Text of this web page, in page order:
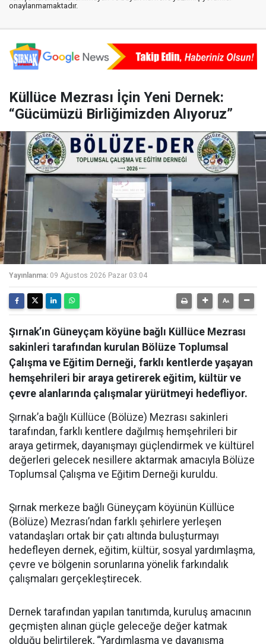
onaylanmamaktadır.
Küllüce Mezrası İçin Yeni Dernek:
“Gücümüzü Birliğimizden Alıyoruz”
Yayınlanma: 09 Ağustos 2026 Pazar 03:04
Şırnak’ın Güneyçam köyüne bağlı Küllüce Mezrası
sakinleri tarafından kurulan Bölüze Toplumsal
Çalışma ve Eğitim Derneği, farklı kentlerde yaşayan
hemşehrileri bir araya getirerek eğitim, kültür ve
çevre alanlarında çalışmalar yürütmeyi hedefliyor.
Şırnak’a bağlı Küllüce (Bölüze) Mezrası sakinleri
tarafından, farklı kentlere dağılmış hemşehrileri bir
araya getirmek, dayanışmayı güçlendirmek ve kültürel
değerleri gelecek nesillere aktarmak amacıyla Bölüze
Toplumsal Çalışma ve Eğitim Derneği kuruldu.
Şırnak merkeze bağlı Güneyçam köyünün Küllüce
(Bölüze) Mezrası’ndan farklı şehirlere yerleşen
vatandaşları ortak bir çatı altında buluşturmayı
hedefleyen dernek, eğitim, kültür, sosyal yardımlaşma,
çevre ve bölgenin sorunlarına yönelik farkındalık
çalışmaları gerçekleştirecek.
Dernek tarafından yapılan tanıtımda, kuruluş amacının
geçmişten alınan güçle geleceğe değer katmak
olduğu belirtilerek, “Yardımlaşma ve dayanışma